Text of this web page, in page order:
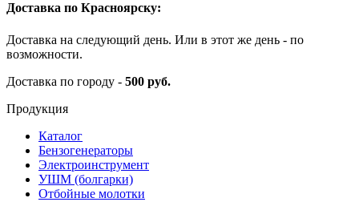
Доставка по Красноярску:
Доставка на следующий день. Или в этот же день - по
возможности.
Доставка по городу - 500 руб.
Продукция
Каталог
Бензогенераторы
Электроинструмент
УШМ (болгарки)
Отбойные молотки